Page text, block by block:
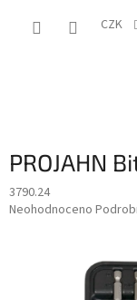
CZK
PROJAHN
3790.24
Průměrné
Neohodnoceno